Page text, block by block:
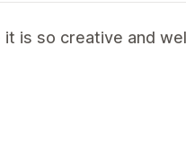
is so creative and